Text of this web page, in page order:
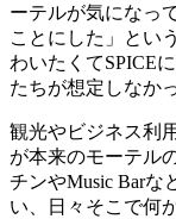
ーテルが気になっ
ことにした」とい
わいたくてSPICE
たちが想定しなか
観光やビジネス利
が本来のモーテル
チンやMusic Barな
い、日々そこで何